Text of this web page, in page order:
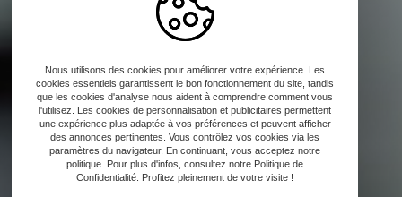
Nous utilisons des cookies pour améliorer votre expérience. Les
cookies essentiels garantissent le bon fonctionnement du site, tandis
que les cookies d'analyse nous aident à comprendre comment vous
l'utilisez. Les cookies de personnalisation et publicitaires permettent
une expérience plus adaptée à vos préférences et peuvent afficher
des annonces pertinentes. Vous contrôlez vos cookies via les
paramètres du navigateur. En continuant, vous acceptez notre
politique. Pour plus d'infos, consultez notre Politique de
Confidentialité. Profitez pleinement de votre visite !